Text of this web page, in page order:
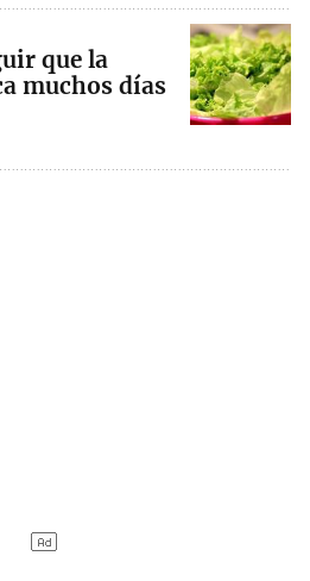
que la
muchos días